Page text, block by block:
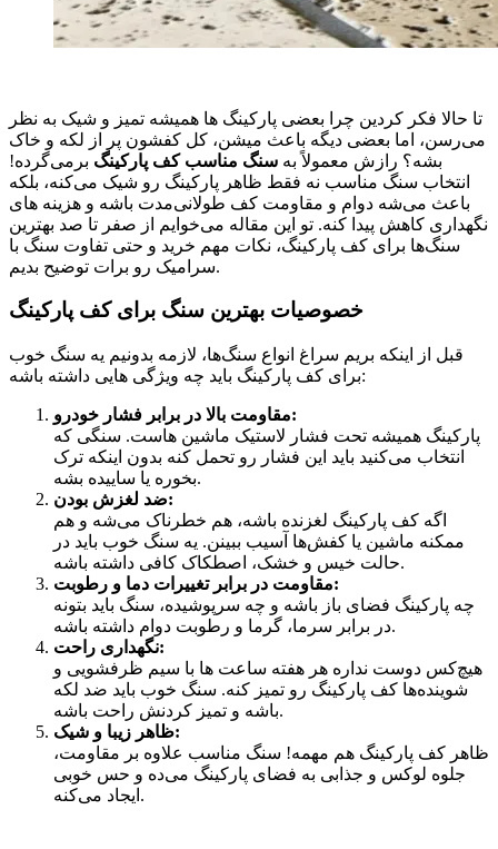
تا حالا فکر کردین چرا بعضی پارکینگ ‌ها همیشه تمیز و شیک به نظر
می‌رسن، اما بعضی دیگه باعث میشن، کل کفشون پر از لکه و خاک
بشه؟ رازش معمولاً به سنگ مناسب کف پارکینگ برمی‌گرده!
انتخاب سنگ مناسب نه فقط ظاهر پارکینگ رو شیک می‌کنه، بلکه
باعث می‌شه دوام و مقاومت کف طولانی‌مدت باشه و هزینه‌ های
نگهداری کاهش پیدا کنه. تو این مقاله می‌خوایم از صفر تا صد بهترین
سنگ‌ها برای کف پارکینگ، نکات مهم خرید و حتی تفاوت سنگ با
سرامیک رو برات توضیح بدیم.
خصوصیات بهترین سنگ برای کف پارکینگ
قبل از اینکه بریم سراغ انواع سنگ‌ها، لازمه بدونیم یه سنگ خوب
برای کف پارکینگ باید چه ویژگی ‌هایی داشته باشه:
مقاومت بالا در برابر فشار خودرو:
پارکینگ همیشه تحت فشار لاستیک ماشین ‌هاست. سنگی که
انتخاب می‌کنید باید این فشار رو تحمل کنه بدون اینکه ترک
بخوره یا ساییده بشه.
ضد لغزش بودن:
اگه کف پارکینگ لغزنده باشه، هم خطرناک می‌شه و هم
ممکنه ماشین یا کفش‌ها آسیب ببینن. یه سنگ خوب باید در
حالت خیس و خشک، اصطکاک کافی داشته باشه.
مقاومت در برابر تغییرات دما و رطوبت:
چه پارکینگ فضای باز باشه و چه سرپوشیده، سنگ باید بتونه
در برابر سرما، گرما و رطوبت دوام داشته باشه.
نگهداری راحت:
هیچ‌کس دوست نداره هر هفته ساعت ‌ها با سیم ظرفشویی و
شوینده‌ها کف پارکینگ رو تمیز کنه. سنگ خوب باید ضد لکه
باشه و تمیز کردنش راحت باشه.
ظاهر زیبا و شیک:
ظاهر کف پارکینگ هم مهمه! سنگ مناسب علاوه بر مقاومت،
جلوه لوکس و جذابی به فضای پارکینگ می‌ده و حس خوبی
ایجاد می‌کنه.